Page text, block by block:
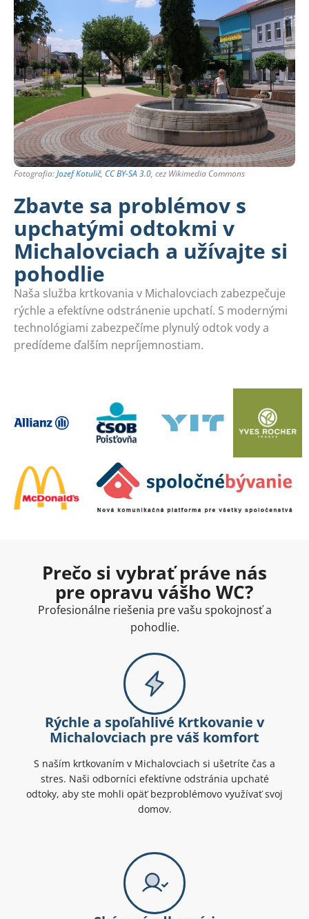
Fotografia:Jozef Kotulič, CC BY-SA 3.0, cez Wikimedia Commons
Zbavte sa problémov s
upchatými odtokmi v
Michalovciach a užívajte si
pohodlie
Naša služba krtkovania v Michalovciach zabezpečuje
rýchle a efektívne odstránenie upchatí. S modernými
technológiami zabezpečíme plynulý odtok vody a
predídeme ďalším nepríjemnostiam.
Prečo si vybrať práve nás
pre opravu vášho WC?
Profesionálne riešenia pre vašu spokojnosť a
pohodlie.
Rýchle a spoľahlivé Krtkovanie v
Michalovciach pre váš komfort
S naším krtkovaním v Michalovciach si ušetríte čas a
stres. Naši odborníci efektívne odstránia upchaté
odtoky, aby ste mohli opäť bezproblémovo využívať svoj
domov.